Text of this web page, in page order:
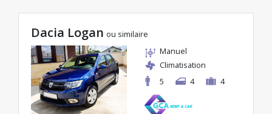
Dacia Logan ou similaire
Manuel
Climatisation
5
4 4